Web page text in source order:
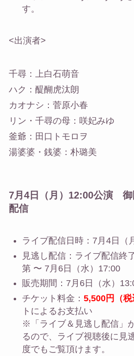
す。
<出演者>
千尋：上白石萌音
ハク：醍醐虎汰朗
カオナシ：菅原小春
リン・千尋の母：咲妃みゆ
釜爺：田口トモロヲ
湯婆婆・銭婆：朴璐美
7月4日（月）12:00公演 御
配信
ライブ配信日時：7月4日（
見逃し配信：ライブ配信終
第 〜 7月6日（水）17:00
販売期間：7月6日（水）
チケット料金： 5,500円（税
トによるお支払い
※「ライブ＆見逃し配信」
るので、ライブ視聴後に見
度でもご覧頂けます。